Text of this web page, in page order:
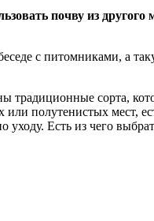
почву из другого
с питомниками, а
традиционные сорта,
полутенистых мест,
Есть из чего